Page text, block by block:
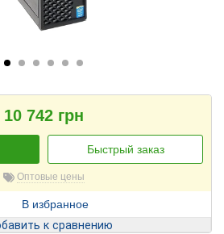
10 742 грн
Быстрый заказ
Оптовые цены
В избранное
к сравнению